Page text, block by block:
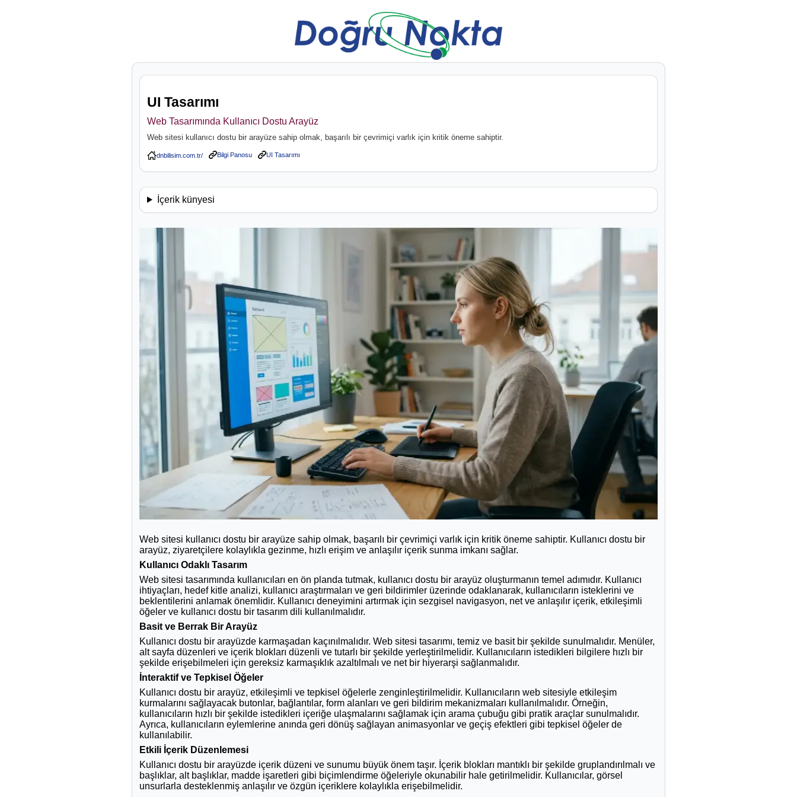
UI Tasarımı
Web Tasarımında Kullanıcı Dostu Arayüz
Web sitesi kullanıcı dostu bir arayüze sahip olmak, başarılı bir çevrimiçi varlık için kritik öneme sahiptir.
Bilgi Panosu UI Tasarımı
İçerik künyesi
Web sitesi kullanıcı dostu bir arayüze sahip olmak, başarılı bir çevrimiçi varlık için kritik öneme sahiptir. Kullanıcı dostu bir
arayüz, ziyaretçilere kolaylıkla gezinme, hızlı erişim ve anlaşılır içerik sunma imkanı sağlar.
Kullanıcı Odaklı Tasarım
Web sitesi tasarımında kullanıcıları en ön planda tutmak, kullanıcı dostu bir arayüz oluşturmanın temel adımıdır. Kullanıcı
ihtiyaçları, hedef kitle analizi, kullanıcı araştırmaları ve geri bildirimler üzerinde odaklanarak, kullanıcıların isteklerini ve
beklentilerini anlamak önemlidir. Kullanıcı deneyimini artırmak için sezgisel navigasyon, net ve anlaşılır içerik, etkileşimli
öğeler ve kullanıcı dostu bir tasarım dili kullanılmalıdır.
Basit ve Berrak Bir Arayüz
Kullanıcı dostu bir arayüzde karmaşadan kaçınılmalıdır. Web sitesi tasarımı, temiz ve basit bir şekilde sunulmalıdır. Menüler,
alt sayfa düzenleri ve içerik blokları düzenli ve tutarlı bir şekilde yerleştirilmelidir. Kullanıcıların istedikleri bilgilere hızlı bir
şekilde erişebilmeleri için gereksiz karmaşıklık azaltılmalı ve net bir hiyerarşi sağlanmalıdır.
İnteraktif ve Tepkisel Öğeler
Kullanıcı dostu bir arayüz, etkileşimli ve tepkisel öğelerle zenginleştirilmelidir. Kullanıcıların web sitesiyle etkileşim
kurmalarını sağlayacak butonlar, bağlantılar, form alanları ve geri bildirim mekanizmaları kullanılmalıdır. Örneğin,
kullanıcıların hızlı bir şekilde istedikleri içeriğe ulaşmalarını sağlamak için arama çubuğu gibi pratik araçlar sunulmalıdır.
Ayrıca, kullanıcıların eylemlerine anında geri dönüş sağlayan animasyonlar ve geçiş efektleri gibi tepkisel öğeler de
kullanılabilir.
Etkili İçerik Düzenlemesi
Kullanıcı dostu bir arayüzde içerik düzeni ve sunumu büyük önem taşır. İçerik blokları mantıklı bir şekilde gruplandırılmalı ve
başlıklar, alt başlıklar, madde işaretleri gibi biçimlendirme öğeleriyle okunabilir hale getirilmelidir. Kullanıcılar, görsel
unsurlarla desteklenmiş anlaşılır ve özgün içeriklere kolaylıkla erişebilmelidir.